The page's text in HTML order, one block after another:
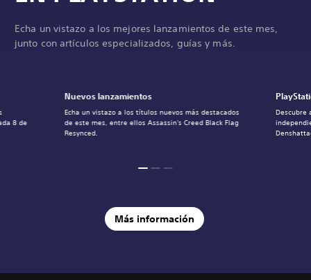
Echa un vistazo a los mejores lanzamientos de este mes,
junto con artículos especializados, guías y más.
Nuevos lanzamientos
Echa un vistazo a los títulos nuevos más destacados
de este mes, entre ellos Assassin's Creed Black Flag
Resynced.
Descubre
8 de
Más información